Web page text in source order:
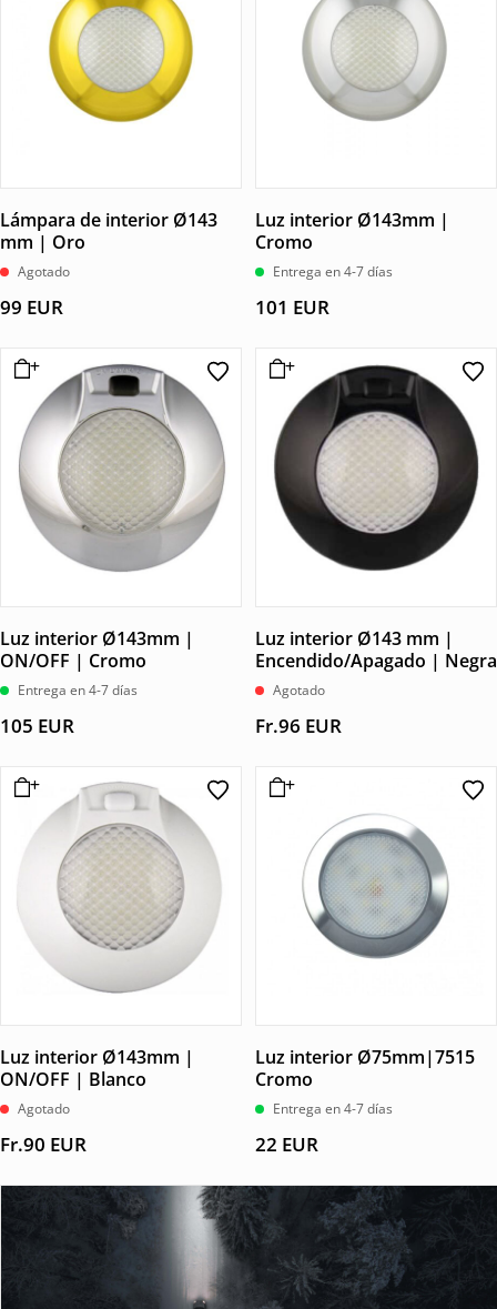
Lámpara de interior Ø143
mm | Oro
Agotado
99 EUR
Luz interior Ø143mm |
Cromo
Entrega en 4-7 días
101 EUR
Luz interior Ø143mm |
ON/OFF | Cromo
Entrega en 4-7 días
105 EUR
Luz interior Ø143 mm |
Encendido/Apagado | Negra
Agotado
Fr.96 EUR
Luz interior Ø143mm |
ON/OFF | Blanco
Agotado
Fr.90 EUR
Luz interior Ø75mm|7515
Cromo
Entrega en 4-7 días
22 EUR